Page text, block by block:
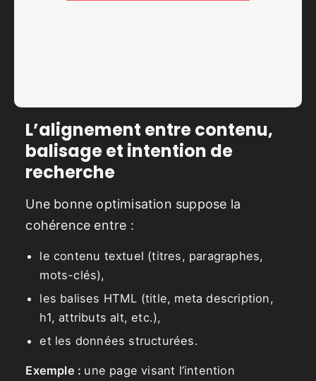
L’alignement entre contenu,
balisage et intention de
recherche
Une bonne optimisation suppose la
cohérence entre :
le contenu textuel (titres, paragraphes,
mots-clés),
les balises HTML (title, meta description,
h1, attributs alt, etc.),
et les données structurées.
Exemple : une page visant l’intention